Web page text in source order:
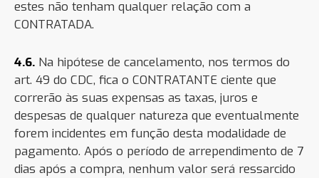
estes não tenham qualquer relação com a
CONTRATADA.
4.6. Na hipótese de cancelamento, nos termos do
art. 49 do CDC, fica o CONTRATANTE ciente que
correrão às suas expensas as taxas, juros e
despesas de qualquer natureza que eventualmente
forem incidentes em função desta modalidade de
pagamento. Após o período de arrependimento de 7
dias após a compra, nenhum valor será ressarcido